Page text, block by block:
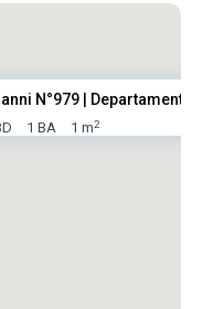
N°979 |
1 BA 1 m2